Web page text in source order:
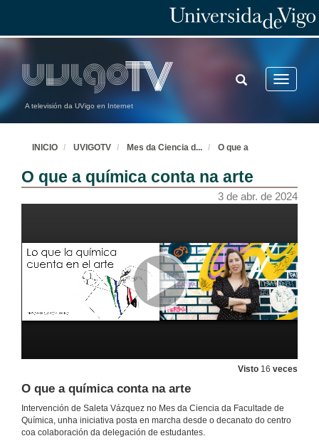
A televisión da UVigo en Internet
Toggle
TOGGLE
SEARCH
INICIO UVIGOTV Mes da Ciencia d... O que a
O que a química conta na arte
3 de abr. de 2024
Visto 16 veces
O que a química conta na arte
Intervención de Saleta Vázquez no Mes da Ciencia da Facultade de
Química, unha iniciativa posta en marcha desde o decanato do centro
coa colaboración da delegación de estudantes.